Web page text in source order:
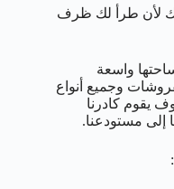
لأن طرأ لك ظرف
واسعة
وجميع أنواع
يقوم كادرنا
إلى مستودعنا.